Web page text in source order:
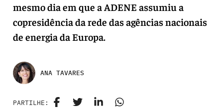
mesmo dia em que a ADENE assumiu a
copresidência da rede das agências nacionais
de energia da Europa.
ANA TAVARES
PARTILHE: